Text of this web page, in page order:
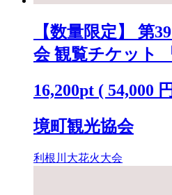
【数量限定】 第
会 観覧チケット
16,200pt ( 54,000
境町観光協会
利根川大花火大会